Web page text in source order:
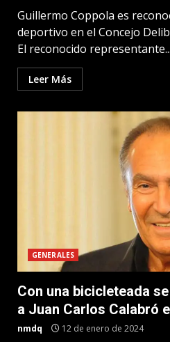
Guillermo Coppola es
deportivo en el Concejo
El reconocido representante...
Leer Más
GENERALES
Con una bicicleteada
a Juan Carlos Calabró
nmdq 12 de enero de 2024